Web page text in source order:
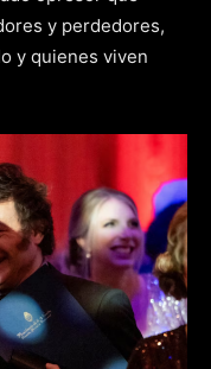
y perdedores,
y quienes viven